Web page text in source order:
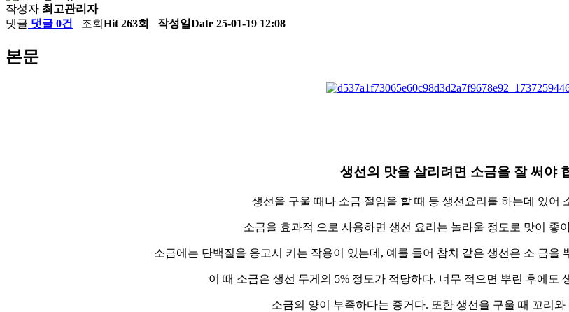
작성자 최고관리자
댓글 댓글 0건 조회 Hit 263회 작성일Date 25-01-19 12:08
본문
생선의 맛을 살리려면 소금을 잘 써야
생선을 구울 때나 소금 절임을 할 때 등 생선요리를 하는데 있어
소금을 효과적 으로 사용하면 생선 요리는 놀라울 정도로 맛이 좋
소금에는 단백질을 응고시 키는 작용이 있는데, 예를 들어 참치 같은 생선은 소 금을
이 때 소금은 생선 무게의 5% 정도가 적당하다. 너무 적으면 뿌린 후에도
소금의 양이 부족하다는 증거다. 또한 생선을 구울 때 꼬리와